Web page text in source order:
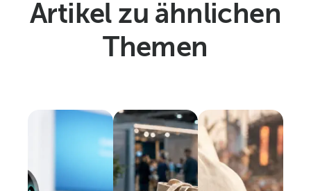
Artikel zu ähnlichen
Themen